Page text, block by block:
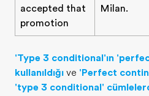
accepted that
promotion
Milan.
'Type 3 conditional'ın
kullanıldığı ve 'Perfect
'type 3 conditional'